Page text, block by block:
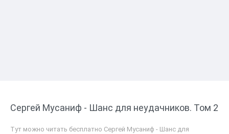
Сергей Мусаниф - Шанс для неудачников. Том 2
Тут можно читать бесплатно Сергей Мусаниф - Шанс для